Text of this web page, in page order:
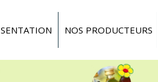
NOS PRODUCTEURS